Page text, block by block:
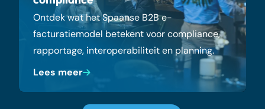
Ontdek wat het Spaanse B2B e-
facturatiemodel betekent voor compliance,
rapportage, interoperabiliteit en planning.
Lees meer